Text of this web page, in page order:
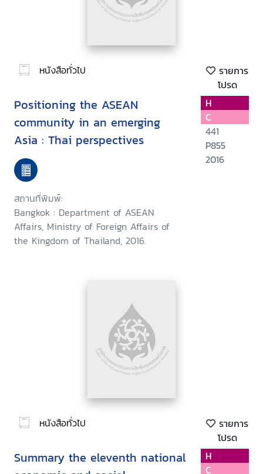
หนังสือทั่วไป
รายการ
โปรด
Positioning the ASEAN
community in an emerging
Asia : Thai perspectives
สถานที่พิมพ์:
Bangkok : Department of ASEAN
Affairs, Ministry of Foreign Affairs of
the Kingdom of Thailand, 2016.
H
C
441
P855
2016
หนังสือทั่วไป
รายการ
โปรด
Summary the eleventh national
H
C